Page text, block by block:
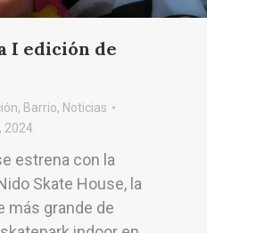
I edición de
, Barrio, Noticias
2024
estrena con la
Skate House, la
más gran­de de